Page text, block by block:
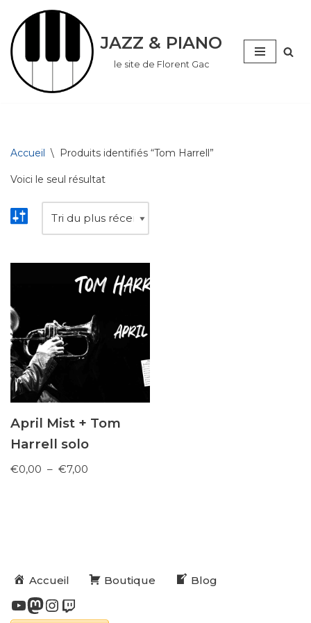
Aller
au
contenu
JAZZ & PIANO
le site de Florent Gac
Accueil \ Produits identifiés “Tom Harrell”
Voici le seul résultat
April Mist + Tom
Harrell solo
€0,00 – €7,00
Accueil Boutique Blog